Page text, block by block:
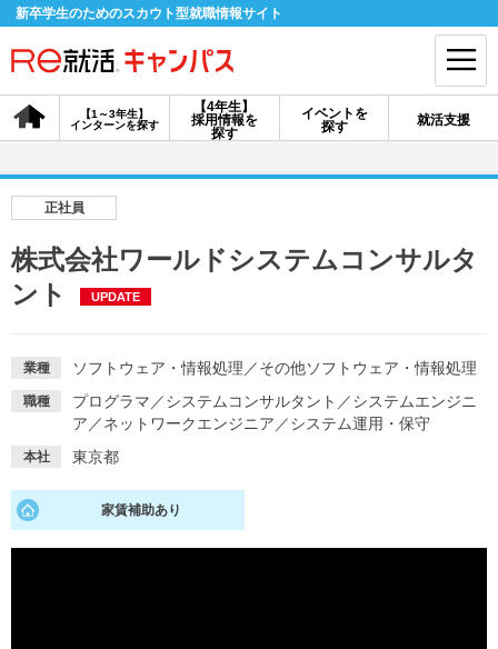
新卒学生のためのスカウト型就職情報サイト
【4年生】
採用情報を
探す
【1～3年生】
インターンを探す
イベントを
探す
就活支援
会員登録 ログイン
イベントを探す スカウト お知らせ
正社員
株式会社ワールドシステムコンサルタ
ント
UPDATE
業種 ソフトウェア・情報処理 ／その他ソフトウェア・情報処理
職種 プログラマ ／システムコンサルタント ／システムエンジニ
ア ／ネットワークエンジニア ／システム運用・保守
本社 東京都
家賃補助あり